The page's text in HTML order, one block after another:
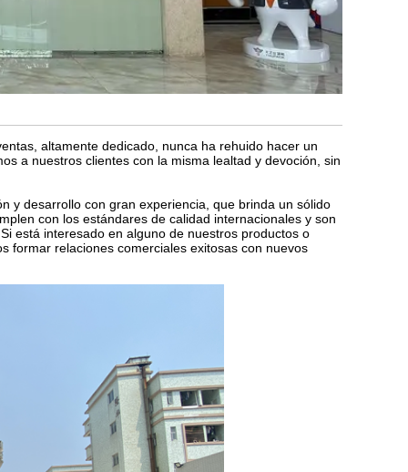
altamente dedicado, nunca ha rehuido hacer un
a nuestros clientes con la misma lealtad y devoción, sin
y desarrollo con gran experiencia, que brinda un sólido
con los estándares de calidad internacionales y son
está interesado en alguno de nuestros productos o
formar relaciones comerciales exitosas con nuevos